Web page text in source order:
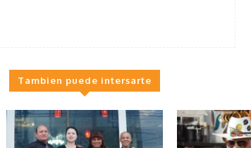
Tambien puede intersarte